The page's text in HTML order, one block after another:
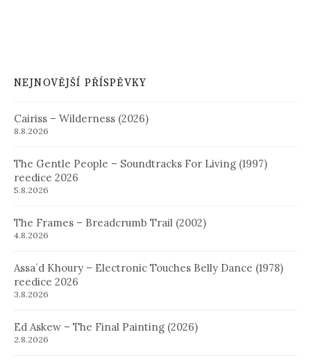
NEJNOVĚJŠÍ PŘÍSPĚVKY
Cairiss – Wilderness (2026)
8.8.2026
The Gentle People – Soundtracks For Living (1997)
reedice 2026
5.8.2026
The Frames – Breadcrumb Trail (2002)
4.8.2026
Assa´d Khoury – Electronic Touches Belly Dance (1978)
reedice 2026
3.8.2026
Ed Askew – The Final Painting (2026)
2.8.2026